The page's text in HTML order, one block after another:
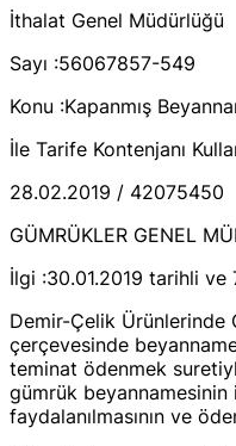
İthalat Genel Müdürlüğü
Sayı :56067857-549
Konu :Kapanmış
İle Tarife Kontenjanı
28.02.2019 / 42075450
GÜMRÜKLER GENEL
İlgi :30.01.2019 tarihli ve
Demir-Çelik Ürünlerinde
çerçevesinde
teminat ödenmek
gümrük beyannamesinin
faydalanılmasının ve